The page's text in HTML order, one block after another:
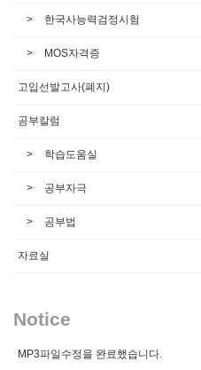
한국사능력검정시험
MOS자격증
고입선발고사(폐지)
공부칼럼
학습도움실
공부자극
공부법
자료실
Notice
MP3파일수정을 완료했습니다.